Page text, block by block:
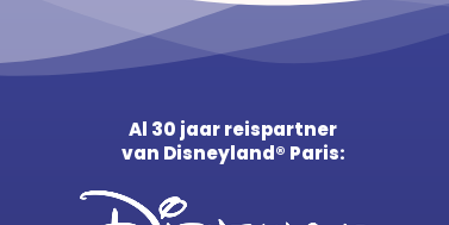
Al 30 jaar reispartner
van Disneyland® Paris: